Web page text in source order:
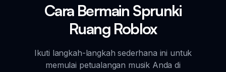
Cara Bermain Sprunki
Ruang Roblox
Ikuti langkah-langkah sederhana ini untuk
memulai petualangan musik Anda di